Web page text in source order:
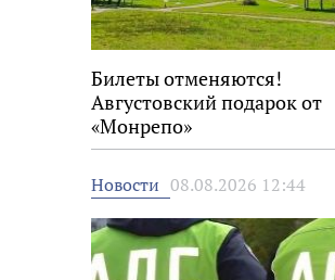
Билеты отменяются!
Августовский подарок от
«Монрепо»
Новости 08.08.2026 12:44